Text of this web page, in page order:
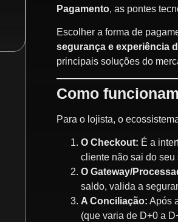
Pagamento, as pontes
Escolher a forma de
segurança e experiência
principais soluções do
Como
Para o lojista, o
O Checkout: É a
cliente não sai do seu
O Gateway/
saldo, valida a
A Conciliação: Após
(que varia de D+0 a